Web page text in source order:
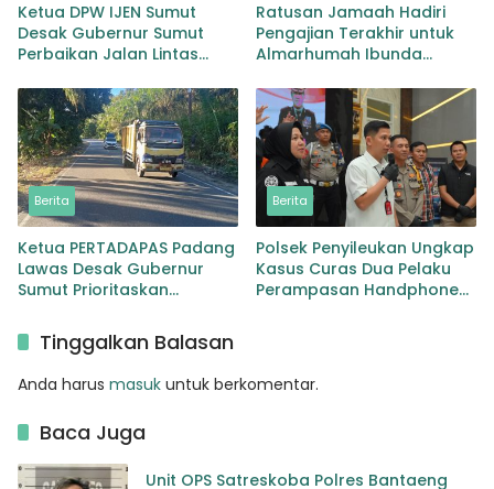
Ketua DPW IJEN Sumut
Desak Gubernur Sumut
Perbaikan Jalan Lintas
Lingga Bayu
Ratusan Jamaah Hadiri
Pengajian Terakhir untuk
Almarhumah Ibunda
Berita
Ketua PERTADAPAS Padang
Lawas Desak Gubernur
Sumut Prioritaskan
Sibuhuan–Gunungtua
Berita
Polsek Penyileukan Ungkap
Kasus Curas Dua Pelaku
Perampasan Handphone
Tinggalkan Balasan
Anda harus masuk untuk berkomentar.
Baca Juga
Unit OPS Satreskoba Polres Bantaeng